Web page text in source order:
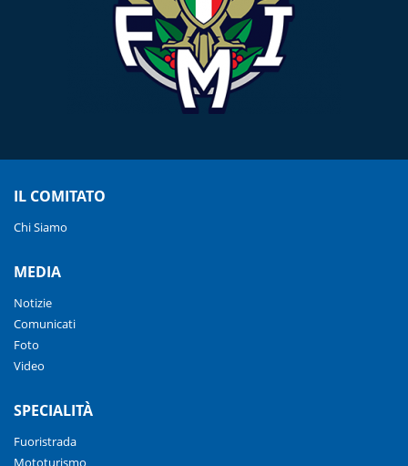
IL COMITATO
Chi Siamo
MEDIA
Notizie
Comunicati
Foto
Video
SPECIALITÀ
Fuoristrada